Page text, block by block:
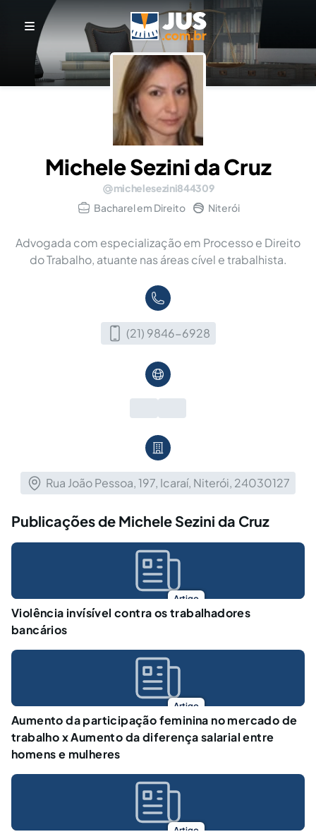
Michele Sezini da Cruz
michelesezini844309
Bacharel em Direito
Niterói
Advogada com especialização em Processo e Direito
do Trabalho, atuante nas áreas cível e trabalhista.
(21) 9846-6928
Rua João Pessoa, 197, Icaraí, Niterói, 24030127
Publicações de Michele Sezini da Cruz
Artigo
Violência invísível contra os trabalhadores
bancários
Artigo
Aumento da participação feminina no mercado de
trabalho x Aumento da diferença salarial entre
homens e mulheres
Artigo